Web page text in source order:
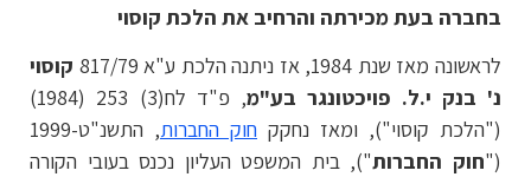
בחברה בעת מכירתה והרחיב את הלכת קוסוי
לראשונה מאז שנת 1984, אז ניתנה הלכת ע"א 817/79
קוסוי
נ' בנק י.ל. פויכטונגר בע"מ
, פ"ד לח(3) 253 (1984)
("הלכת קוסוי"), ומאז נחקק חוק החברות
, התשנ"ט-1999
("חוק החברות"), בית המשפט העליון נכנס בעובי הקורה